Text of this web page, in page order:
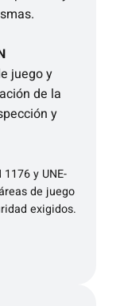
juego y
de la
y
y UNE-
de juego
exigidos.